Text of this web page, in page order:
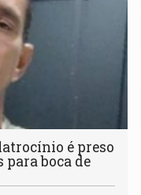
é preso
boca de